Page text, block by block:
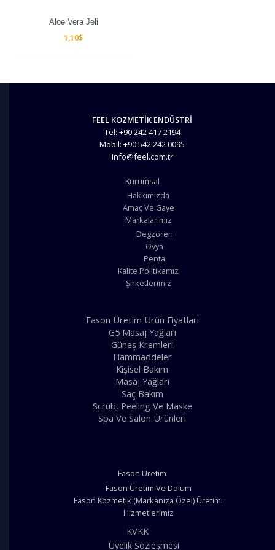
Aloe Vera Jeli
1,10$
FEEL KOZMETİK ENDÜSTRİ
Tel: +90 242 417 2194
Mobil: +90 542 242 0095
info@feel.com.tr
Kurumsal
Hakkımızda
Amaç Ve Gaye
Markalarımız
Degzoren
Ovya
Penta
Kalite Politikamız
Şirketlerimiz
Fason Üretim Ürün Fiyatları
G5 Masaj Yağları
Güneş Kremleri
Hammaddeler
Kişisel Bakım
Masaj Yağları
Saç Bakım
Scrub, Peeling Ve Maske
Spa Ve Salon Ürünleri
Fason Üretim
Fason Üretim Ve Dolum
Fason Kozmetik (Markanıza Özel) Üretimi
Hizmetlerimiz
KVKK
Üyelik Sözleşmesi